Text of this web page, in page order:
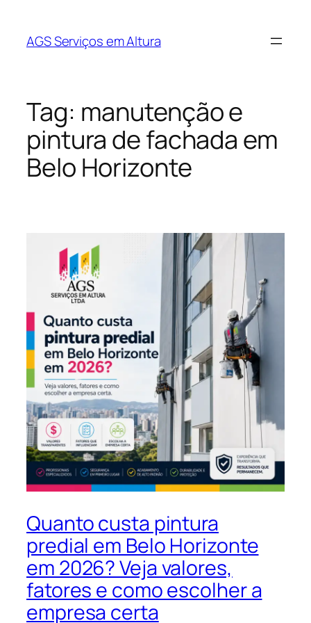
AGS Serviços em Altura
Tag: manutenção e
pintura de fachada em
Belo Horizonte
Quanto custa pintura
predial em Belo Horizonte
em 2026? Veja valores,
fatores e como escolher a
empresa certa